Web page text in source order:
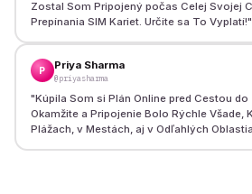
Zostal Som Pripojený počas Celej Svojej
Prepínania SIM Kariet. Určite sa To Vyplatí!"
P Priya Sharma
@priyasharma
"Kúpila Som si Plán Online pred Cestou do
Okamžite a Pripojenie Bolo Rýchle Všade,
Plážach, v Mestách, aj v Odľahlých